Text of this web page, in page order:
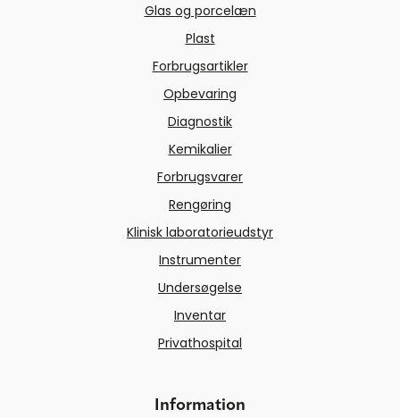
Glas og porcelæn
Plast
Forbrugsartikler
Opbevaring
Diagnostik
Kemikalier
Forbrugsvarer
Rengøring
Klinisk laboratorieudstyr
Instrumenter
Undersøgelse
Inventar
Privathospital
Information